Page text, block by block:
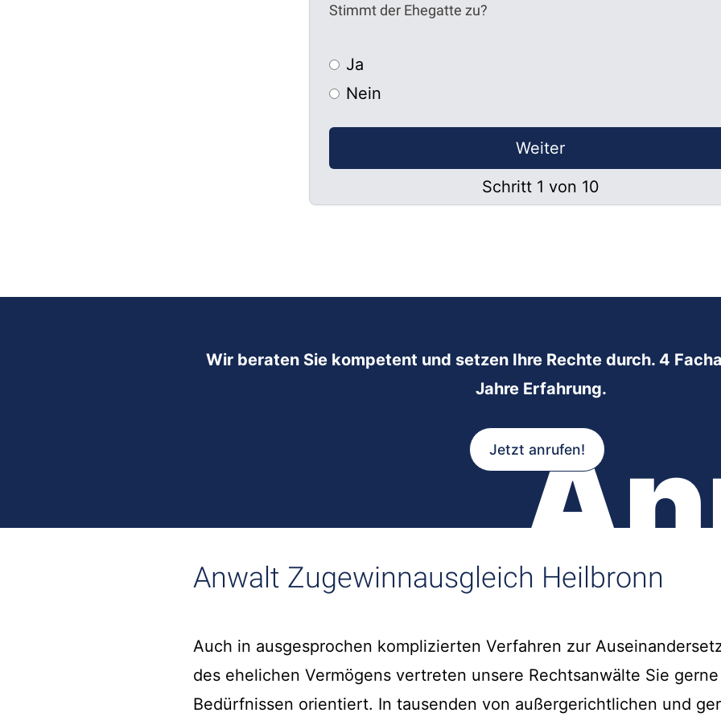
Stimmt der Ehegatte zu?
Ja
Nein
Weiter
Schritt 1 von 10
Wir beraten Sie kompetent und setzen Ihre Rechte durch. 4
Jahre Erfahrung.
Jetzt anrufen!
Anwalt Zugewinnausgleich Heilbronn
Auch in ausgesprochen komplizierten Verfahren zur
des ehelichen Vermögens vertreten unsere Rechtsanwälte Sie
Bedürfnissen orientiert. In tausenden von außergerichtlichen und